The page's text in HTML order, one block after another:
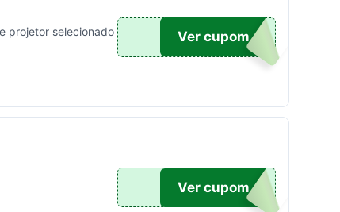
projetor selecionado
GORA
Ver cupom
GORA
Ver cupom